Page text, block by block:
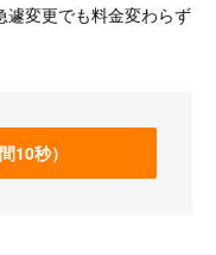
遽変更でも料金変わらず
10秒）